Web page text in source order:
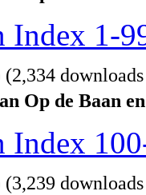
Index 1-
(2,334
Op de Baan
Index
(3,239